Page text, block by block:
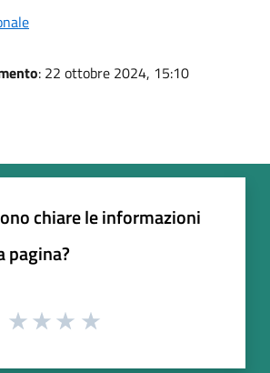
: 22 ottobre 2024, 15:10
chiare le informazioni
pagina?